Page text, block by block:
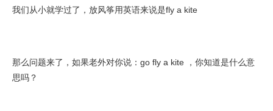
我们从小就学过了，放风筝用英语来说是fly a kite
那么问题来了，如果老外对你说：go fly a kite ，你知道是什么意
思吗？